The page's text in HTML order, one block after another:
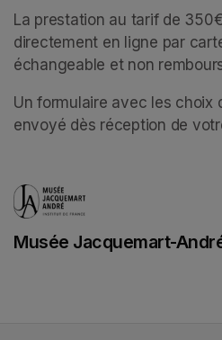
La prestation au tarif de
directement en ligne par
échangeable et non
Un formulaire avec les choix
envoyé dès réception de
Musée Jacquemart-